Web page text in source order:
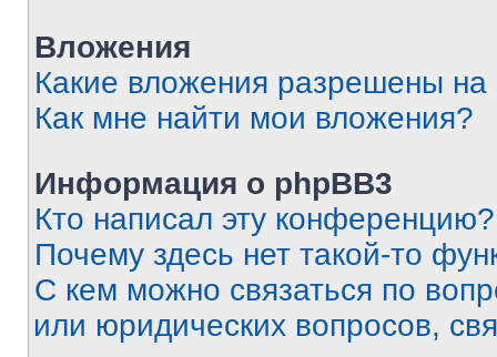
Вложения
Какие вложения разрешены
Как мне найти мои вложения?
Информация о phpBB3
Кто написал эту конференцию?
Почему здесь нет такой-то
С кем можно связаться по
или юридических вопросов,